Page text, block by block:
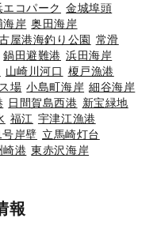
エコパーク 金城埠頭
海岸 奥田海岸
屋港海釣り公園 常滑
鍋田避難港 浜田海岸
山崎川河口 榎戸漁港
場 小島町海岸 細谷海岸
日間賀島西港 新宝緑地
福江 宇津江漁港
岸壁 立馬崎灯台
崎港 東赤沢海岸
報